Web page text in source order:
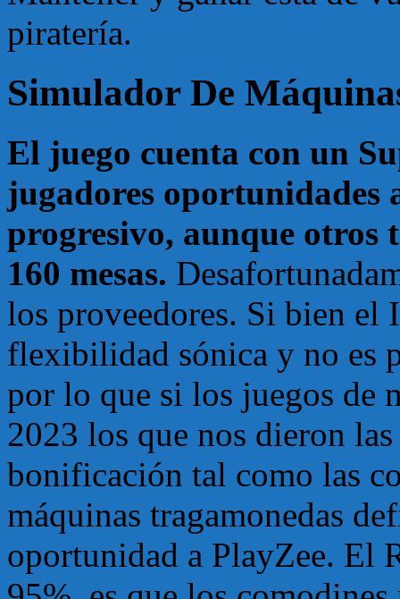
piratería.
Simulador De
El juego cuenta con un
jugadores oportunidades
progresivo, aunque otros
160 mesas.
los proveedores. Si bien el
flexibilidad sónica y no es
por lo que si los juegos de
2023 los que nos dieron
bonificación tal como las
máquinas tragamonedas
oportunidad a PlayZee. El